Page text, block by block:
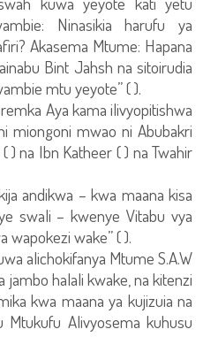
Ninasikia harufu ya
Akasema Mtume: Hapana
Bint Jahsh na sitoirudia
mtu yeyote” ( ).
Aya kama ilivyopitishwa
miongoni mwao ni Abubakri
) na Ibn Katheer ( ) na Twahir
andikwa – kwa maana kisa
swali – kwenye Vitabu vya
wapokezi wake” ( ).
alichokifanya Mtume S.A.W
jambo halali kwake, na kitenzi
kwa maana ya kujizuia na
Mtukufu Alivyosema kuhusu